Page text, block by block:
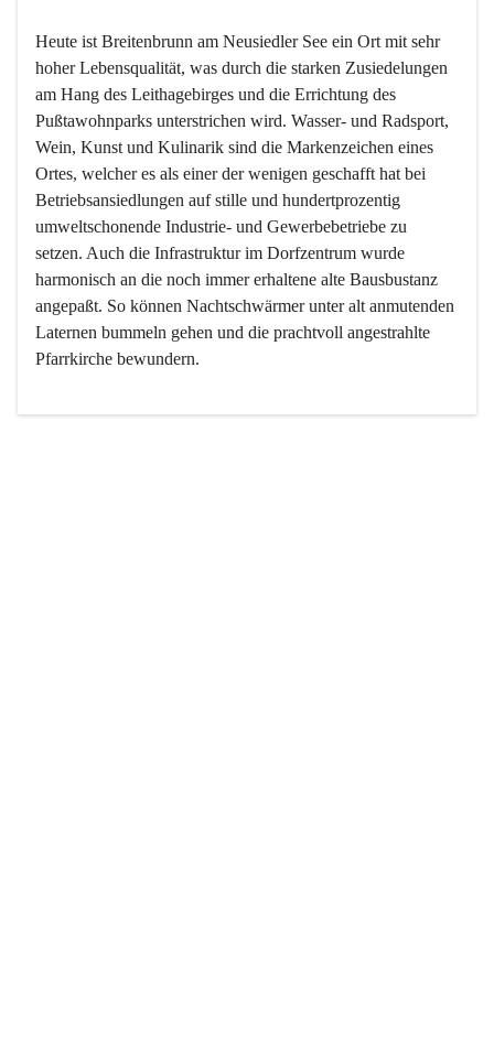
Heute ist Breitenbrunn am Neusiedler See ein Ort mit sehr
hoher Lebensqualität, was durch die starken Zusiedelungen
am Hang des Leithagebirges und die Errichtung des
Pußtawohnparks unterstrichen wird. Wasser- und Radsport,
Wein, Kunst und Kulinarik sind die Markenzeichen eines
Ortes, welcher es als einer der wenigen geschafft hat bei
Betriebsansiedlungen auf stille und hundertprozentig
umweltschonende Industrie- und Gewerbebetriebe zu
setzen. Auch die Infrastruktur im Dorfzentrum wurde
harmonisch an die noch immer erhaltene alte Bausbustanz
angepaßt. So können Nachtschwärmer unter alt anmutenden
Laternen bummeln gehen und die prachtvoll angestrahlte
Pfarrkirche bewundern.
Der Weinbau dominert heute nicht mehr, ist aber integrativer